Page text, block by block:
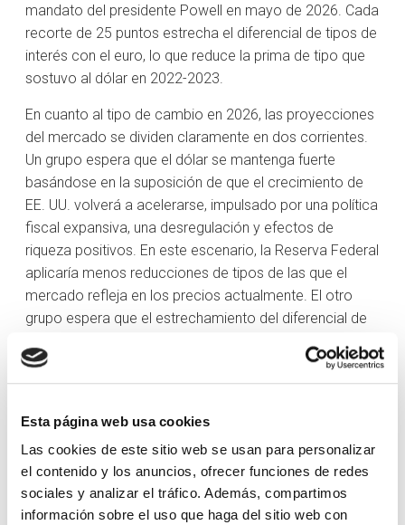
Esta página web usa cookies
Las cookies de este sitio web se usan para personalizar
el contenido y los anuncios, ofrecer funciones de redes
sociales y analizar el tráfico. Además, compartimos
información sobre el uso que haga del sitio web con
mandato del presidente Powell en mayo de 2026. Cada
recorte de 25 puntos estrecha el diferencial de tipos de
interés con el euro, lo que reduce la prima de tipo que
sostuvo al dólar en 2022-2023.
En cuanto al tipo de cambio en 2026, las proyecciones
del mercado se dividen claramente en dos corrientes.
Un grupo espera que el dólar se mantenga fuerte
basándose en la suposición de que el crecimiento de
EE. UU. volverá a acelerarse, impulsado por una política
fiscal expansiva, una desregulación y efectos de
riqueza positivos. En este escenario, la Reserva Federal
aplicaría menos reducciones de tipos de las que el
mercado refleja en los precios actualmente. El otro
grupo espera que el estrechamiento del diferencial de
BCE se mantenga firme y que la Reserva Federal
reduzca tipos.
En última instancia, es posible que la identidad del
próximo presidente de la Reserva Federal acabe
siendo la variable más decisiva. En el momento de la
redacción de este texto, el presidente Donald Trump
todavía no ha anunciado quién será su candidato. Sin